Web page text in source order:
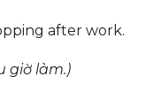
after work.
giờ làm.)